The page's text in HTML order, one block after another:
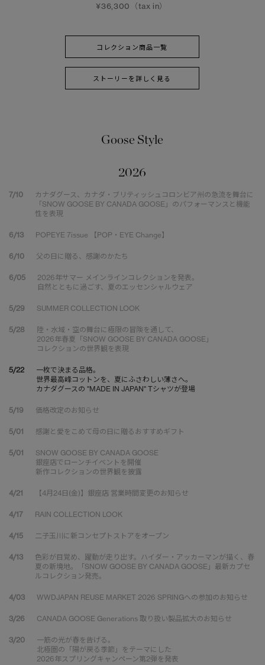
¥36,300（tax in）
コレクション商品一覧
ストーリーを詳しく見る
Goose Style
2026
7/10
カナダグース、カナダ・ブリティッシュコロンビア州の急流を舞台に
「SNOW GOOSE BY CANADA GOOSE」のパフォーマンスと機能
性を表現
6/13 POPEYE 7issue 【POP・EYE Change】
6/10 父の日に贈る、感謝のかたち
6/05
2026年サマー メインラインコレクションを発表。
自然とともに過ごす、夏のエッセンシャルウェア
5/29 SUMMER COLLECTION LOOK
5/28
陸・水域・空の舞台に極限の冒険を通して、
2026年春夏「SNOW GOOSE BY CANADA GOOSE」
コレクションの世界観を表現
5/22
一枚で決まる品格。
世界最高峰コットンを、夏にふさわしい薄さへ。
カナダグースの "MADE IN JAPAN" Tシャツが登場
5/19 価格改定のお知らせ
5/01 感謝と愛をこめて母の日に贈るおすすめギフト
5/01
SNOW GOOSE BY CANADA GOOSE
銀座店でローンチイベントを開催
新作コレクションの世界観を披露
4/21 【4月24日(金)】銀座店 営業時間変更のお知らせ
4/17 RAIN COLLECTION LOOK
4/15 二子玉川に新コンセプトストアをオープン
4/13
色彩が目覚め、躍動が走り出す。ハイダー・アッカーマンが描く、春
夏の新境地。「SNOW GOOSE BY CANADA GOOSE」最新カプセ
ルコレクション発売。
4/03 WWDJAPAN REUSE MARKET 2026 SPRINGへの参加のお知らせ
3/26 CANADA GOOSE Generations 取り扱い製品拡大のお知らせ
3/20
一筋の光が春を告げる。
北極圏の「陽が戻る季節」をテーマにした
2026年スプリングキャンペーン第2弾を発表